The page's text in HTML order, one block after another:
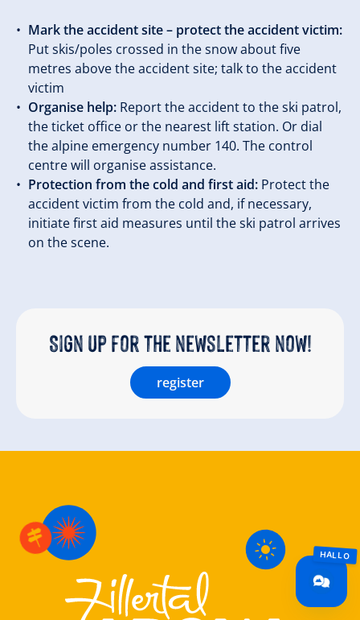
Mark the accident site – protect the accident victim:
Put skis/poles crossed in the snow about five
metres above the accident site; talk to the accident
victim
Organise help: Report the accident to the ski patrol,
the ticket office or the nearest lift station. Or dial
the alpine emergency number 140. The control
centre will organise assistance.
Protection from the cold and first aid: Protect the
accident victim from the cold and, if necessary,
initiate first aid measures until the ski patrol arrives
on the scene.
Sign up for the newsletter now!
register